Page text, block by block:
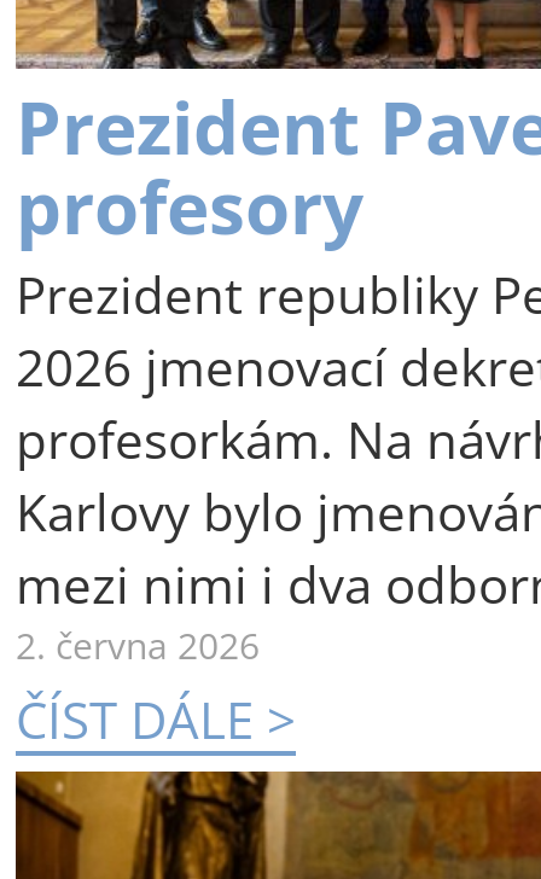
Prezident
profesory
Prezident republiky
2026 jmenovací
profesorkám. Na
Karlovy bylo
mezi nimi i dva
2. června 2026
ČÍST DÁLE >